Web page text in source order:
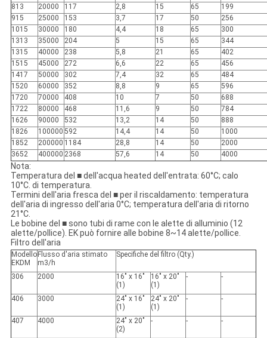
813
20000 117 2,8 15 65
199
915
25000 153 3,7 17 50
256
1015
30000 180 4,4 18 65
300
1313
35000 204 5 15 65
344
1315
40000 238 5,8 21 65
402
1515
45000 272 6,6 22 65
456
1417
50000 302 7,4 32 65
484
1520
60000 352 8,8 9 65
596
1720
70000 408 10 7 50
688
1722
80000 468 11,6 9 50
784
1626
90000 532 13,2 14 50
888
1826
100000 592 14,4 14 50
1000
1852
200000 1184 28,8 14 50
2000
3652
400000 2368 57,6 14 50 4000
Nota:
Temperatura del ■ dell'acqua heated dell'entrata: 60°C; calo
10°C. di temperatura.
Termini dell'aria fresca del ■ per il riscaldamento: temperatura
dell'aria di ingresso dell'aria 0°C; temperatura dell'aria di ritorno
21°C.
Le bobine del ■ sono tubi di rame con le alette di alluminio (12
alette/pollice). EK può fornire alle bobine 8~14 alette/pollice.
Filtro dell'aria
Modello
EKDM
Flusso d'aria stimato
m3/h
Specifiche del filtro (Qty.)
306 2000
16" x 16"
(1)
16" x 20"
(1)
- -
406 3000
24" x 16"
(1)
24" x 20"
(1)
- -
407 4000
24" x 20"
(2)
- - -